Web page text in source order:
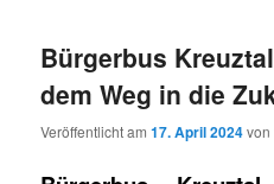
Bürgerbus
dem Weg in die
Veröffentlicht am17. April 2024von